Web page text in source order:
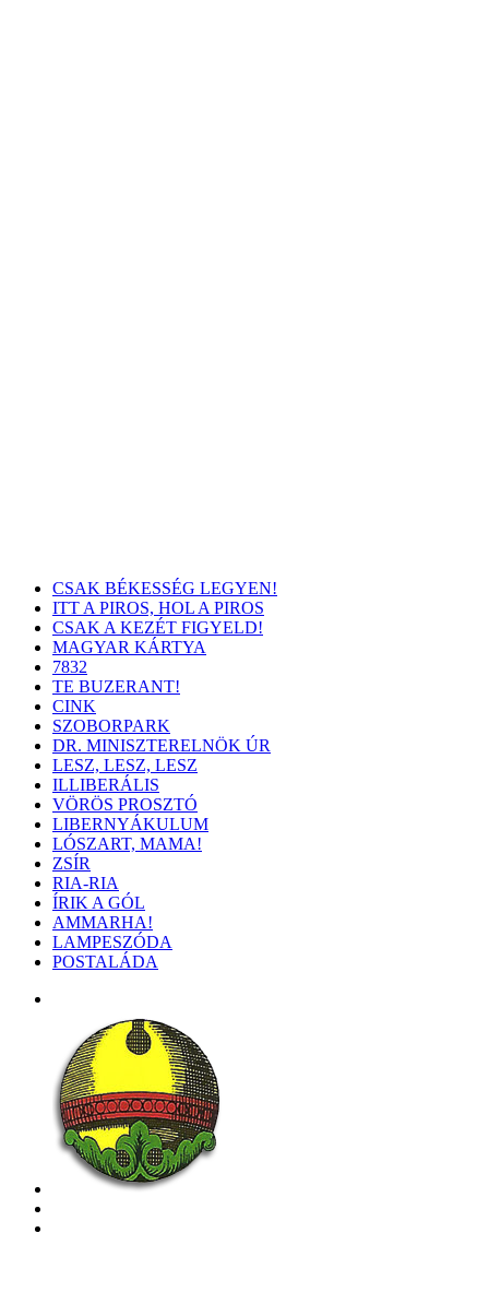
CSAK BÉKESSÉG LEGYEN!
ITT A PIROS, HOL A PIROS
CSAK A KEZÉT FIGYELD!
MAGYAR KÁRTYA
7832
TE BUZERANT!
CINK
SZOBORPARK
DR. MINISZTERELNÖK ÚR
LESZ, LESZ, LESZ
ILLIBERÁLIS
VÖRÖS PROSZTÓ
LIBERNYÁKULUM
LÓSZART, MAMA!
ZSÍR
RIA-RIA
ÍRIK A GÓL
AMMARHA!
LAMPESZÓDA
POSTALÁDA